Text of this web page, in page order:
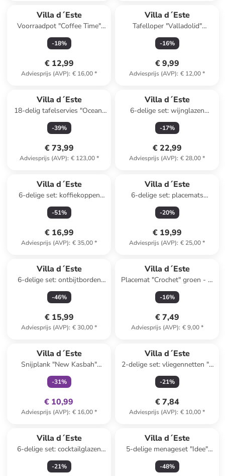
Villa d´Este
Voorraadpot "Coffee Time"
wit/lichtbruin - 750 ml
-18%
€ 12,99
Adviesprijs (AVP): € 16,00*
Villa d´Este
Tafelloper "Valladolid"
blauw/beige/rood - (L)178 x
(B)33 cm
-16%
€ 9,99
Adviesprijs (AVP): € 12,00*
Villa d´Este
18-delig tafelservies "Ocean"
blauw/turquoise
-39%
€ 73,99
Adviesprijs (AVP): € 123,00*
Villa d´Este
6-delige set: wijnglazen
"Tasting" - 580 ml
-17%
€ 22,99
Adviesprijs (AVP): € 28,00*
Villa d´Este
6-delige set: koffiekoppen
"Baita" beige/bruin - 90 ml
-51%
€ 16,99
Adviesprijs (AVP): € 35,00*
Villa d´Este
6-delige set: placemats
groen/beige - Ø 38 cm
-20%
€ 19,99
Adviesprijs (AVP): € 25,00*
Villa d´Este
6-delige set: ontbijtborden
"Toni" blauw - Ø 19 cm
-46%
€ 15,99
Adviesprijs (AVP): € 30,00*
Villa d´Este
Placemat "Crochet" groen - Ø
38 cm
-16%
€ 7,49
Adviesprijs (AVP): € 9,00*
Villa d´Este
Snijplank "New Kasbah"
lichtbruin/blauw - (B)12,5 x
(H)41,5 x (D)1,2 cm
-31%
€ 10,99
Adviesprijs (AVP): € 16,00*
Villa d´Este
2-delige set: vliegennetten "4
Toni" transparant/bruin -
(B)38 x (H)23 cm
-21%
€ 7,84
Adviesprijs (AVP): € 10,00*
Villa d´Este
6-delige set: cocktailglazen
"Vinatge" transparant - 365
ml
-21%
Villa d´Este
5-delige menageset "Idee"
grijs/wit/zwart
-48%